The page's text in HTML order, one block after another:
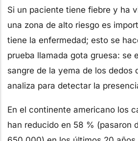
Si un paciente tiene fiebre y ha
una zona de alto riesgo es
tiene la enfermedad; esto se
prueba llamada gota gruesa: se
sangre de la yema de los dedos
analiza para detectar la
En el continente americano los
han reducido en 58 % (pasaron